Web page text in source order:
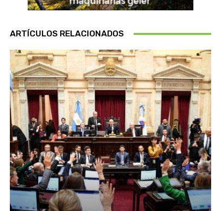
ARTÍCULOS RELACIONADOS